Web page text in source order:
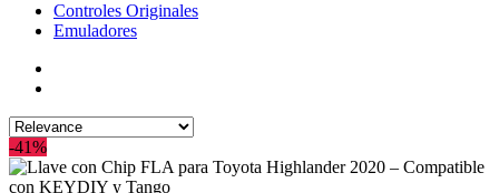
Controles Originales
Emuladores
-41%